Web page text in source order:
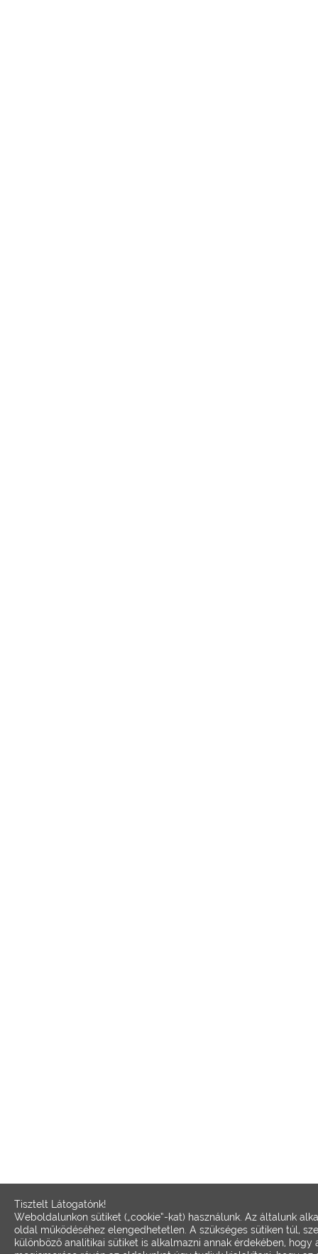
Tisztelt Látogatónk!
Weboldalunkon sütiket („cookie”-kat) használunk. Az általunk
oldal működéséhez elengedhetetlen. A szükséges sütiken túl,
különböző analitikai sütiket is alkalmazni annak érdekében, hogy